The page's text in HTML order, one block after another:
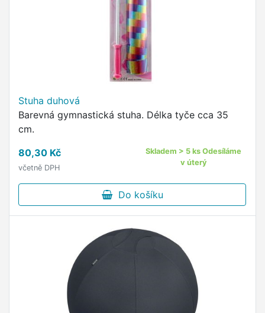
Stuha duhová
Barevná gymnastická stuha. Délka tyče cca 35
cm.
80,30 Kč
včetně DPH
Skladem > 5 ks Odesíláme
v úterý
Do košíku